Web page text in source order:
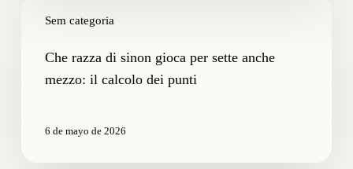
Sem categoria
razza
sinonChe razza di sinon gioca per sette anche
mezzo: il calcolo dei punti
6 de mayo de 2026